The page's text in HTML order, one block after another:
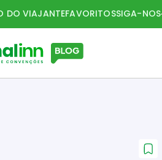
DO VIAJANTEFAVORITOSSIGA-NOS